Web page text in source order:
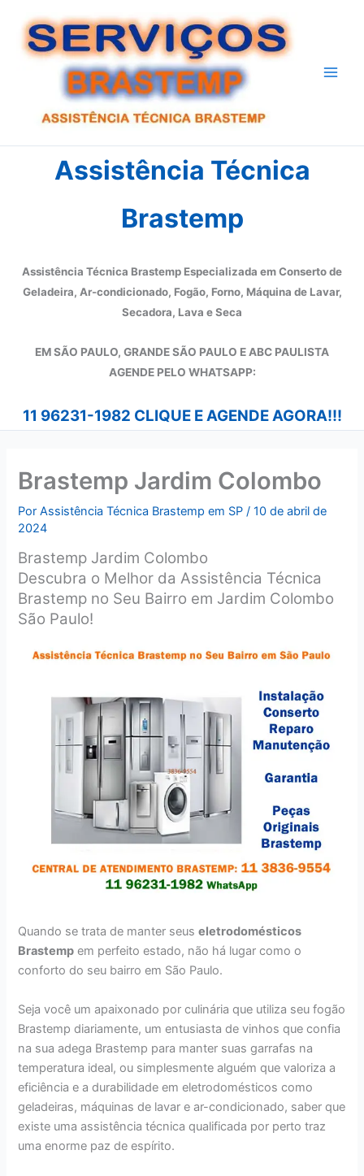
para
Assistência Técnica
Brastemp
Assistência Técnica Brastemp Especializada em Conserto de
Geladeira, Ar-condicionado, Fogão, Forno, Máquina de Lavar,
Secadora, Lava e Seca
EM SÃO PAULO, GRANDE SÃO PAULO E ABC PAULISTA
AGENDE PELO WHATSAPP:
11 96231-1982 CLIQUE E AGENDE AGORA!!!
Brastemp Jardim Colombo
PorAssistência Técnica Brastemp em SP /10 de abril de
2024
Brastemp Jardim Colombo
Descubra o Melhor da Assistência Técnica
Brastemp no Seu Bairro em Jardim Colombo
São Paulo!
Quando se trata de manter seuseletrodomésticos
Brastemp em perfeito estado, não há lugar como o
conforto do seu bairro em São Paulo.
Seja você um apaixonado por culinária que utiliza seu fogão
Brastemp diariamente, um entusiasta de vinhos que confia
na sua adega Brastemp para manter suas garrafas na
temperatura ideal, ou simplesmente alguém que valoriza a
eficiência e a durabilidade em eletrodomésticos como
geladeiras, máquinas de lavar e ar-condicionado, saber que
existe uma assistência técnica qualificada por perto traz
uma enorme paz de espírito.